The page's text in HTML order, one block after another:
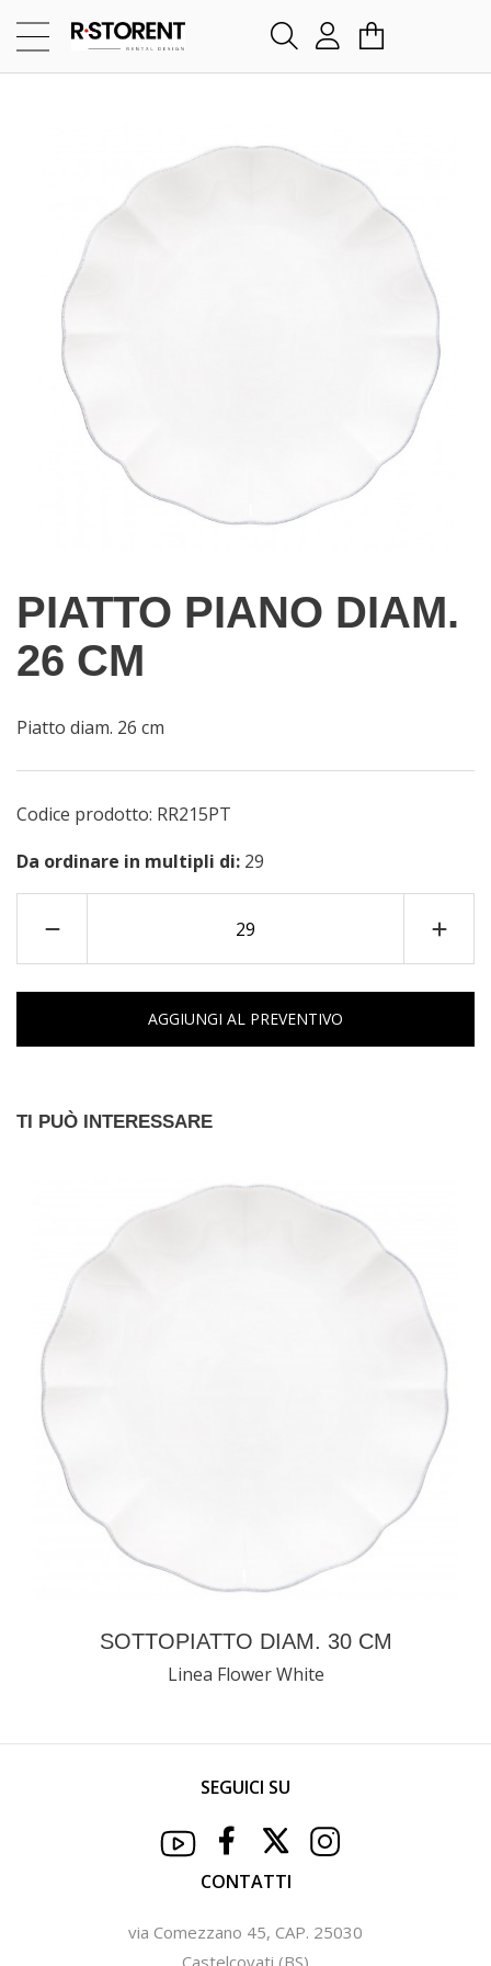
PIATTO PIANO DIAM.
26 CM
Piatto diam. 26 cm
Codice prodotto: RR215PT
Da ordinare in multipli di: 29
AGGIUNGI AL PREVENTIVO
TI PUÒ INTERESSARE
SOTTOPIATTO DIAM. 30 CM
Linea Flower White
SEGUICI SU
CONTATTI
via Comezzano 45, CAP. 25030
Castelcovati (BS)